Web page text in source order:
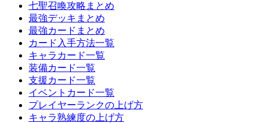
七聖召喚攻略まとめ
最強デッキまとめ
最強カードまとめ
カード入手方法一覧
キャラカード一覧
装備カード一覧
支援カード一覧
イベントカード一覧
プレイヤーランクの上げ方
キャラ熟練度の上げ方